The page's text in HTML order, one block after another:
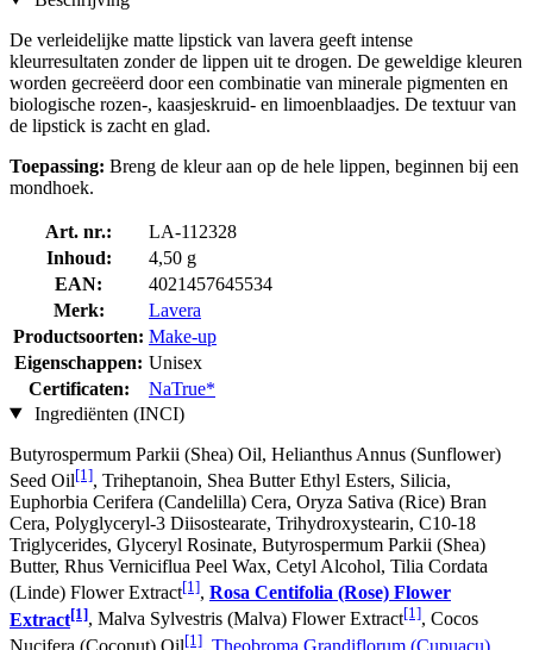
De verleidelijke matte lipstick van lavera geeft intense
kleurresultaten zonder de lippen uit te drogen. De geweldige kleuren
worden gecreëerd door een combinatie van minerale pigmenten en
biologische rozen-, kaasjeskruid- en limoenblaadjes. De textuur van
de lipstick is zacht en glad.
Toepassing: Breng de kleur aan op de hele lippen, beginnen bij een
mondhoek.
Art. nr.:
LA-112328
Inhoud:
4,50 g
EAN:
4021457645534
Merk:
Lavera
Productsoorten: Make-up
Eigenschappen: Unisex
Certificaten:
NaTrue*
Ingrediënten (INCI)
Butyrospermum Parkii (Shea) Oil, Helianthus Annus (Sunflower)
Seed Oil[1], Triheptanoin, Shea Butter Ethyl Esters, Silicia,
Euphorbia Cerifera (Candelilla) Cera, Oryza Sativa (Rice) Bran
Cera, Polyglyceryl-3 Diisostearate, Trihydroxystearin, C10-18
Triglycerides, Glyceryl Rosinate, Butyrospermum Parkii (Shea)
Butter, Rhus Verniciflua Peel Wax, Cetyl Alcohol, Tilia Cordata
(Linde) Flower Extract[1], Rosa Centifolia (Rose) Flower
Extract[1], Malva Sylvestris (Malva) Flower Extract[1], Cocos
Nucifera (Coconut) Oil[1], Theobroma Grandiflorum (Cupuacu)